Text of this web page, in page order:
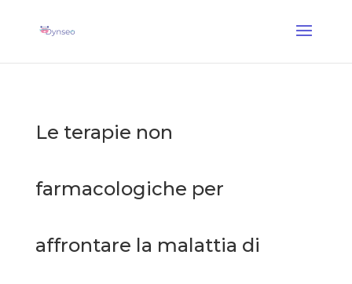
Le terapie non
farmacologiche per
affrontare la malattia di